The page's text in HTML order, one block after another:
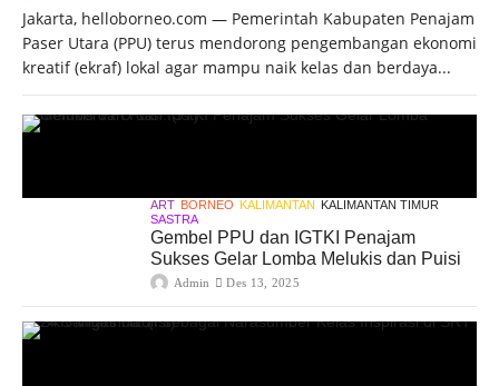
Jakarta, helloborneo.com — Pemerintah Kabupaten Penajam
Paser Utara (PPU) terus mendorong pengembangan ekonomi
kreatif (ekraf) lokal agar mampu naik kelas dan berdaya...
ART BORNEO KALIMANTAN KALIMANTAN TIMUR
SASTRA
Gembel PPU dan IGTKI Penajam
Sukses Gelar Lomba Melukis dan Puisi
Admin Des 13, 2025